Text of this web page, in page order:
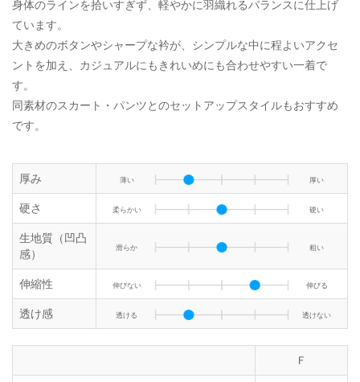
身体のラインを拾いすぎず、軽やかに羽織れるバランスに仕上げ
ています。
大きめのボタンやシャープな衿が、シンプルな中に程よいアクセ
ントを加え、カジュアルにもきれいめにも合わせやすい一着で
す。
同素材のスカート・パンツとのセットアップスタイルもおすすめ
です。
厚み 薄い 厚い
硬さ 柔らかい 硬い
生地質（凹凸
感）
滑らか 粗い
伸縮性 伸びない 伸びる
透け感 透ける 透けない
Ｆ